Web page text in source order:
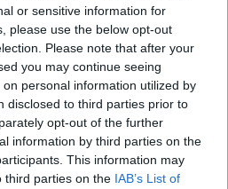
or sensitive information for
please use the below opt-out
Please note that after your
you may continue seeing
personal information utilized by
disclosed to third parties prior to
opt-out of the further
information by third parties on the
This information may
third parties on the IAB’s List of
ακόμα αλλά προβλέπεται
να υποβάλουν τη δήλωση
ανά μισθωτή και να
μητρώο στοιχεία
του ετήσιου